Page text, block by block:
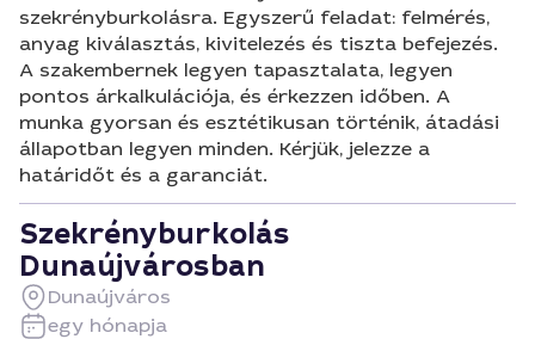
szekrényburkolásra. Egyszerű feladat: felmérés,
anyag kiválasztás, kivitelezés és tiszta befejezés.
A szakembernek legyen tapasztalata, legyen
pontos árkalkulációja, és érkezzen időben. A
munka gyorsan és esztétikusan történik, átadási
állapotban legyen minden. Kérjük, jelezze a
határidőt és a garanciát.
Szekrényburkolás
Dunaújvárosban
Dunaújváros
egy hónapja